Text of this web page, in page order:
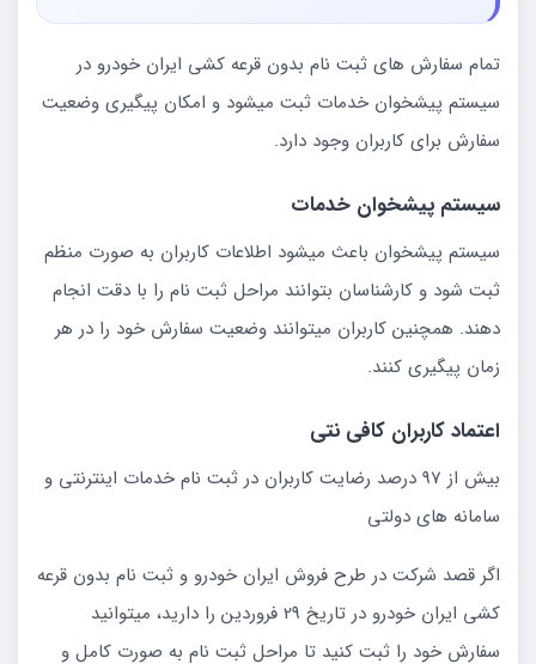
تمام سفارش های ثبت نام بدون قرعه کشی ایران خودرو در
سیستم پیشخوان خدمات ثبت میشود و امکان پیگیری وضعیت
سفارش برای کاربران وجود دارد.
سیستم پیشخوان خدمات
سیستم پیشخوان باعث میشود اطلاعات کاربران به صورت منظم
ثبت شود و کارشناسان بتوانند مراحل ثبت نام را با دقت انجام
دهند. همچنین کاربران میتوانند وضعیت سفارش خود را در هر
زمان پیگیری کنند.
اعتماد کاربران کافی نتی
بیش از 97 درصد رضایت کاربران در ثبت نام خدمات اینترنتی و
سامانه های دولتی
اگر قصد شرکت در طرح فروش ایران خودرو و ثبت نام بدون قرعه
کشی ایران خودرو در تاریخ 29 فروردین را دارید، میتوانید
سفارش خود را ثبت کنید تا مراحل ثبت نام به صورت کامل و